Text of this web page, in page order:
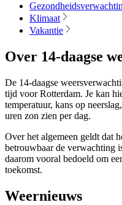
Klimaat
Vakantie
Over 14-daagse
De 14-daagse
tijd voor Rotterdam. Je kan
temperatuur, kans op
uren zon zien per dag.
Over het algemeen geldt dat
betrouwbaar de verwachting
daarom vooral bedoeld om
toekomst.
Weernieuws